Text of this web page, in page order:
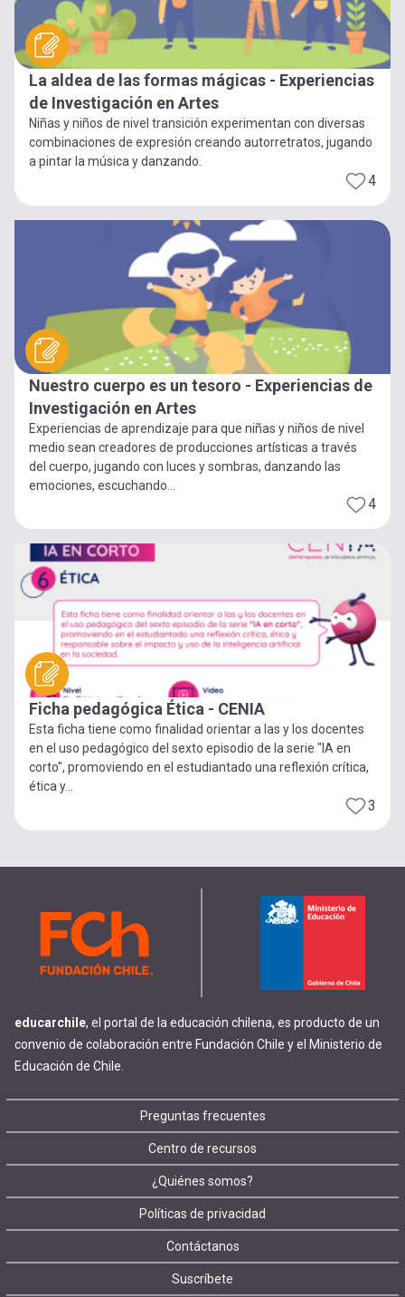
La aldea de las formas mágicas - Experiencias
de Investigación en Artes
Niñas y niños de nivel transición experimentan con diversas
combinaciones de expresión creando autorretratos, jugando
a pintar la música y danzando.
4
Nuestro cuerpo es un tesoro - Experiencias de
Investigación en Artes
Experiencias de aprendizaje para que niñas y niños de nivel
medio sean creadores de producciones artísticas a través
del cuerpo, jugando con luces y sombras, danzando las
emociones, escuchando...
4
Ficha pedagógica Ética - CENIA
Esta ficha tiene como finalidad orientar a las y los docentes
en el uso pedagógico del sexto episodio de la serie "IA en
corto", promoviendo en el estudiantado una reflexión crítica,
ética y...
3
educarchile, el portal de la educación chilena, es producto de un
convenio de colaboración entre Fundación Chile y el Ministerio de
Educación de Chile.
Footer
menu
Preguntas frecuentes
Centro de recursos
¿Quiénes somos?
Políticas de privacidad
Contáctanos
Suscríbete